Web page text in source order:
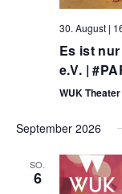
30. August |
Es ist
e.V. |
WUK
September 2026
SO.
6